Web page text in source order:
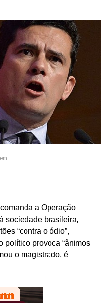
a Operação
sociedade brasileira,
“contra o ódio”,
político provoca “ânimos
o magistrado, é